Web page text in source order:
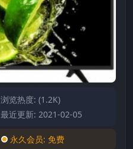
浏览热度: (1.2K)
最近更新: 2021-02-05
永久会员: 免费